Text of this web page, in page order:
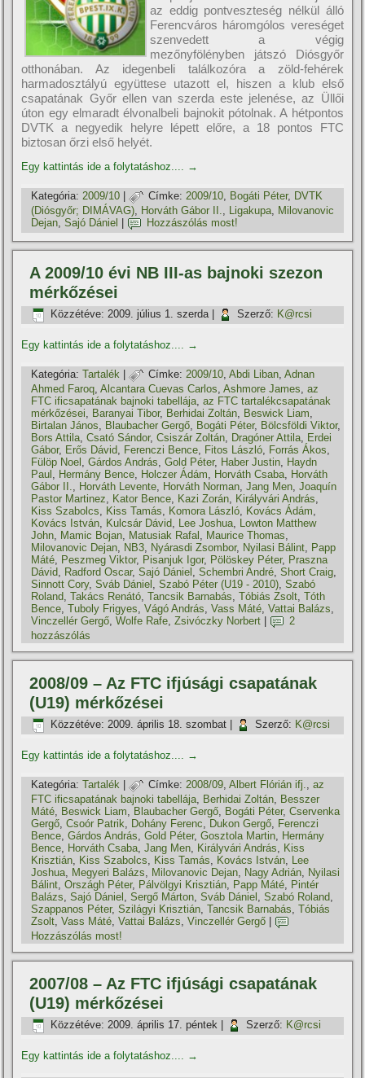
az eddig pontveszteség nélkül álló
Ferencváros háromgólos vereséget
szenvedett a végig
mezőnyfölényben játszó Diósgyőr
otthonában. Az idegenbeli találkozóra a zöld-fehérek
harmadosztályú együttese utazott el, hiszen a klub első
csapatának Győr ellen van szerda este jelenése, az Üllői
úton egy elmaradt élvonalbeli bajnokit pótolnak. A hétpontos
DVTK a negyedik helyre lépett előre, a 18 pontos FTC
biztosan őrzi első helyét.
Egy kattintás ide a folytatáshoz.... →
Kategória: 2009/10 | Címke: 2009/10, Bogáti Péter, DVTK
(Diósgyőr; DIMÁVAG) Horváth Gábor II. Ligakupa Milovanovic
Dejan,Sajó Dániel Hozzászólás most!
A 2009/10 évi NB III-as bajnoki szezon
mérkőzései
Közzétéve: 2009. július 1. szerda| Szerző: K@rcsi
Egy kattintás ide a folytatáshoz.... →
Kategória: Tartalék | Címke: 2009/10,Abdi Liban,Adnan
Ahmed Faroq ,Alcantara Cuevas Carlos ,Ashmore James ,az
FTC ificsapatának bajnoki tabellája ,az FTC tartalékcsapatának
mérkőzései
Baranyai Tibor, Berhidai Zoltán Beswick Liam
Birtalan János
Blaubacher Gergő Bogáti Péter, Bölcsföldi Viktor,
Bors Attila ,Csató Sándor,Csiszár Zoltán Dragóner Attila Erdei
Gábor, Erős Dávid Ferenczi Bence Fitos László Forrás Ákos
Fülöp Noel ,Gárdos András ,Gold Péter, Haber Justin Haydn
Paul
Hermány Bence Holczer Ádám Horváth Csaba Horváth
Gábor II.
Horváth Levente Horváth Norman ,Jang Men ,Joaquí­n
Pastor Martinez
Kator Bence Kazi Zorán Királyvári András
Kiss Szabolcs
Kiss Tamás Komora László Kovács Ádám
Kovács István Kulcsár Dávid Lee Joshua Lowton Matthew
John Mamic Bojan Matusiak Rafal Maurice Thomas
Milovanovic Dejan NB3 Nyárasdi Zsombor, Nyilasi Bálint Papp
Máté Peszmeg Viktor, Pisanjuk Igor, Pölöskey Péter, Praszna
Dávid Radford Oscar,Sajó Dániel ,Schembri André ,Short Craig
Sinnott Cory,Sváb Dániel ,Szabó Péter (U19 - 2010) ,Szabó
Roland ,Takács Renátó ,Tancsik Barnabás ,Tóbiás Zsolt ,Tóth
Bence ,Tuboly Frigyes ,Vágó András ,Vass Máté ,Vattai Balázs
Vinczellér Gergő,Wolfe Rafe,Zsivóczky Norbert
2
hozzászólás
2008/09 – Az FTC ifjúsági csapatának
(U19) mérkőzései
Közzétéve: 2009. április 18. szombat Szerző: K@rcsi
Egy kattintás ide a folytatáshoz.... →
Kategória: Tartalék | Címke: 2008/09,Albert Flórián ifj.,az
FTC ificsapatának bajnoki tabellája Berhidai Zoltán Besszer
Máté Beswick Liam Blaubacher Gergő Bogáti Péter,Cservenka
Gergő ,Csoór Patrik Dohány Ferenc Dukon Gergő Ferenczi
Bence ,Gárdos András ,Gold Péter,Gosztola Martin Hermány
Bence Horváth Csaba ,Jang Men Királyvári András
Kiss
Krisztián Kiss Szabolcs Kiss Tamás Kovács István Lee
Joshua Megyeri Balázs Milovanovic Dejan Nagy Adrián Nyilasi
Bálint ,Országh Péter, Pálvölgyi Krisztián Papp Máté Pintér
Balázs ,Sajó Dániel ,Sergő Márton ,Sváb Dániel ,Szabó Roland
Szappanos Péter,Szilágyi Krisztián ,Tancsik Barnabás ,Tóbiás
Zsolt,Vass Máté,Vattai Balázs,Vinczellér Gergő
Hozzászólás most!
2007/08 – Az FTC ifjúsági csapatának
(U19) mérkőzései
Közzétéve: 2009. április 17. péntek Szerző: K@rcsi
Egy kattintás ide a folytatáshoz.... →